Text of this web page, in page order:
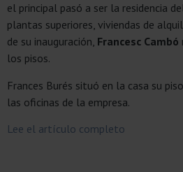
el principal pasó a ser la residencia
plantas superiores, viviendas de
de su inauguración, Francesc Cambó
los pisos.
Frances Burés situó en la casa su
las oficinas de la empresa.
Lee el artículo completo